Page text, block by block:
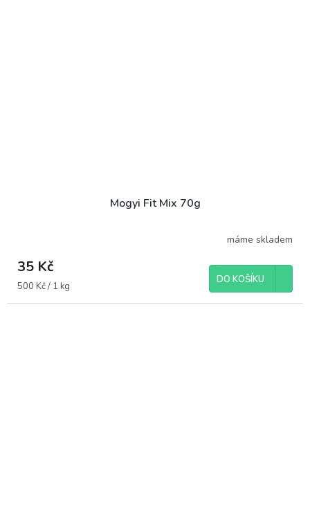
Mogyi Fit Mix 70g
máme skladem
35 Kč
Měrná
500 Kč / 1 kg
DO KOŠÍKU